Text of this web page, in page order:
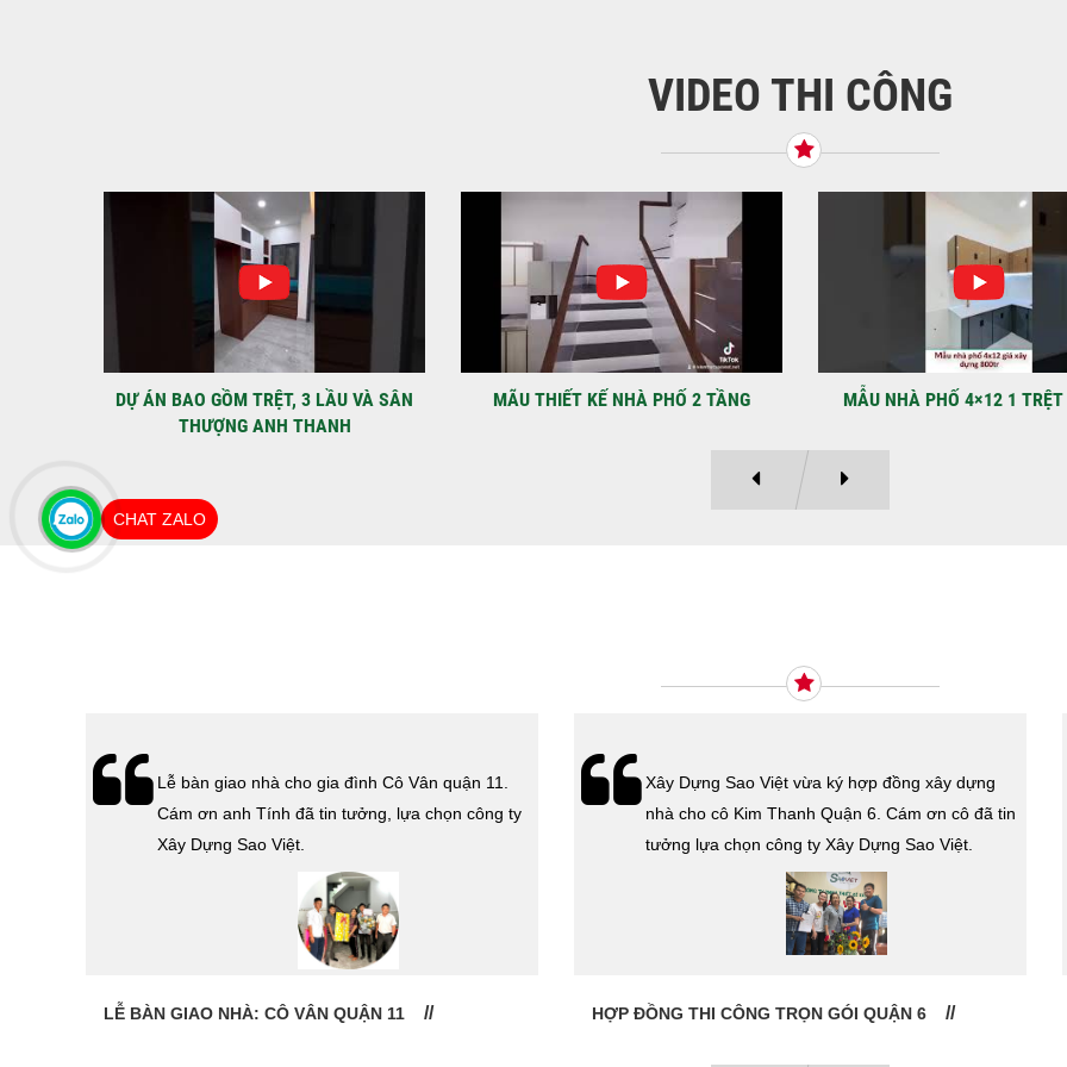
Địa
Kỳ
VIDEO THI CÔNG
DỰ ÁN BAO GỒM TRỆT, 3 LẦU VÀ SÂN
THƯỢNG ANH THANH
MÃU THIẾT KẾ NHÀ PHỐ 2 TẦNG MẪU NHÀ PHỐ 4×12 1
Lễ bàn giao nhà cho gia đình Cô Vân quận 11.
Cám ơn anh Tính đã tin tưởng, lựa chọn công ty
Xây Dựng Sao Việt.
LỄ BÀN GIAO NHÀ: CÔ VÂN QUẬN 11
Xây Dựng Sao Việt vừa ký hợp đồng xây dựng
nhà cho cô Kim Thanh Quận 6. Cám ơn cô đã tin
tưởng lựa chọn công ty Xây Dựng Sao Việt.
HỢP ĐỒNG THI CÔNG TRỌN GÓI QUẬN 6
CHAT ZALO